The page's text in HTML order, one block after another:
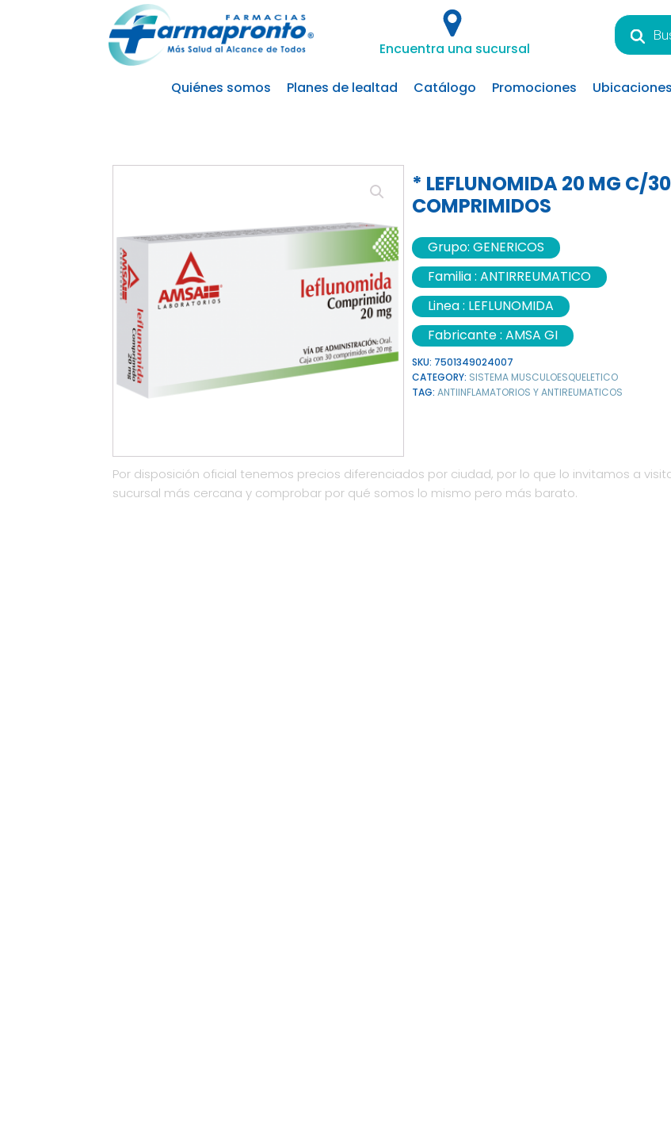
Encuentra una sucursal
Búsqueda
de
productos
Quiénes somos Planes de lealtad Catálogo Promociones Ubicaciones
* LEFLUNOMIDA 20 MG C/30
COMPRIMIDOS
Grupo: GENERICOS
Familia : ANTIRREUMATICO
Linea : LEFLUNOMIDA
Fabricante : AMSA GI
SKU: 7501349024007
CATEGORY: SISTEMA MUSCULOESQUELETICO
TAG: ANTIINFLAMATORIOS Y ANTIREUMATICOS
Por disposición oficial tenemos precios diferenciados por ciudad, por lo que lo invitamos a
sucursal más cercana y comprobar por qué somos lo mismo pero más barato.